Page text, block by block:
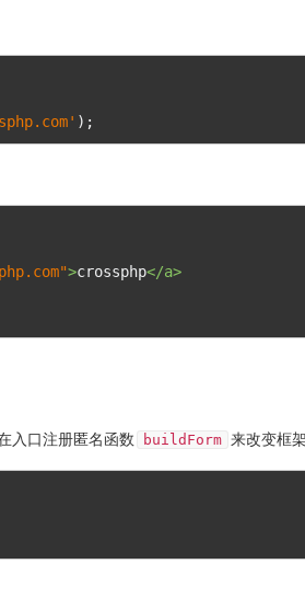
);
>crossphp</a>
入口注册匿名函数 buildForm 来改变框